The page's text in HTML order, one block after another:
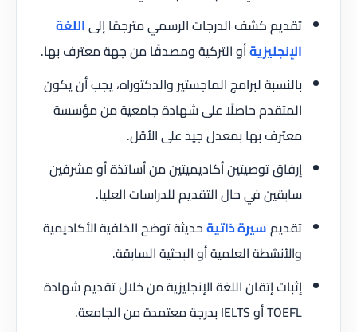
تقديم كشف الدرجات الرسمي مترجمًا إلىاللغة
الإنجليزيةأو التركية ومصدقًا من جهة معترف بها.
بالنسبة لبرامج الماجستير والدكتوراه، يجب أن يكون
المتقدم حاصلًا على شهادة جامعية من مؤسسة
معترف بها بمعدل جيد على الأقل.
إرفاق توصيتين أكاديميتين من أساتذة أو مشرفين
سابقين في حال التقديم للدراسات العليا.
تقديمسيرة ذاتيةحديثة توضح الخلفية الأكاديمية
والأنشطة العلمية أو البحثية السابقة.
إثبات إتقان اللغة الإنجليزية من خلال تقديم شهادة
TOEFL أو IELTS بدرجة معتمدة من الجامعة.